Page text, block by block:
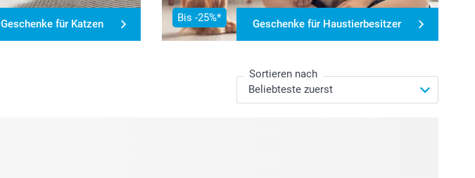
Geschenke für Katzen Geschenke für Haustierbesitzer
Bis -25%*
Sortieren nach